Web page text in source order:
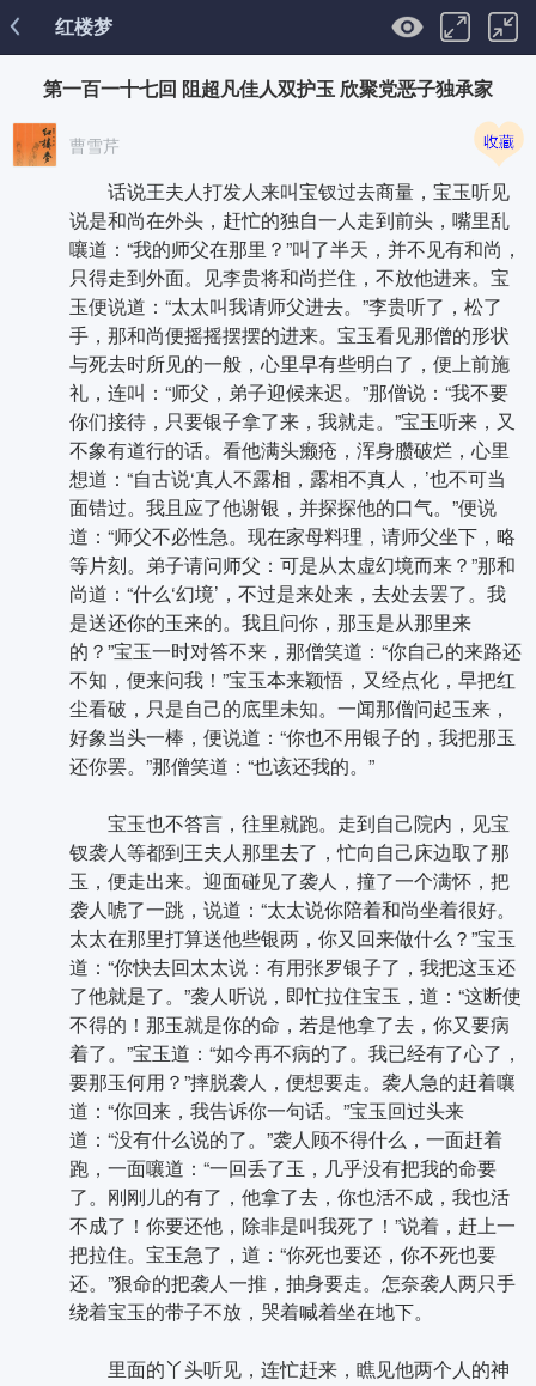
红楼梦
第一百一十七回 阻超凡佳人双护玉 欣聚党恶子独承家
曹雪芹
话说王夫人打发人来叫宝钗过去商量，宝玉听见
说是和尚在外头，赶忙的独自一人走到前头，嘴里乱
嚷道：“我的师父在那里？”叫了半天，并不见有和尚，
只得走到外面。见李贵将和尚拦住，不放他进来。宝
玉便说道：“太太叫我请师父进去。”李贵听了，松了
手，那和尚便摇摇摆摆的进来。宝玉看见那僧的形状
与死去时所见的一般，心里早有些明白了，便上前施
礼，连叫：“师父，弟子迎候来迟。”那僧说：“我不要
你们接待，只要银子拿了来，我就走。”宝玉听来，又
不象有道行的话。看他满头癞疮，浑身臜破烂，心里
想道：“自古说‘真人不露相，露相不真人，’也不可当
面错过。我且应了他谢银，并探探他的口气。”便说
道：“师父不必性急。现在家母料理，请师父坐下，略
等片刻。弟子请问师父：可是从太虚幻境而来？”那和
尚道：“什么‘幻境’，不过是来处来，去处去罢了。我
是送还你的玉来的。我且问你，那玉是从那里来
的？”宝玉一时对答不来，那僧笑道：“你自己的来路还
不知，便来问我！”宝玉本来颖悟，又经点化，早把红
尘看破，只是自己的底里未知。一闻那僧问起玉来，
好象当头一棒，便说道：“你也不用银子的，我把那玉
还你罢。”那僧笑道：“也该还我的。”
宝玉也不答言，往里就跑。走到自己院内，见宝
钗袭人等都到王夫人那里去了，忙向自己床边取了那
玉，便走出来。迎面碰见了袭人，撞了一个满怀，把
袭人唬了一跳，说道：“太太说你陪着和尚坐着很好。
太太在那里打算送他些银两，你又回来做什么？”宝玉
道：“你快去回太太说：有用张罗银子了，我把这玉还
了他就是了。”袭人听说，即忙拉住宝玉，道：“这断使
不得的！那玉就是你的命，若是他拿了去，你又要病
着了。”宝玉道：“如今再不病的了。我已经有了心了，
要那玉何用？”摔脱袭人，便想要走。袭人急的赶着嚷
道：“你回来，我告诉你一句话。”宝玉回过头来
道：“没有什么说的了。”袭人顾不得什么，一面赶着
跑，一面嚷道：“一回丢了玉，几乎没有把我的命要
了。刚刚儿的有了，他拿了去，你也活不成，我也活
不成了！你要还他，除非是叫我死了！”说着，赶上一
把拉住。宝玉急了，道：“你死也要还，你不死也要
还。”狠命的把袭人一推，抽身要走。怎奈袭人两只手
绕着宝玉的带子不放，哭着喊着坐在地下。
里面的丫头听见，连忙赶来，瞧见他两个人的神